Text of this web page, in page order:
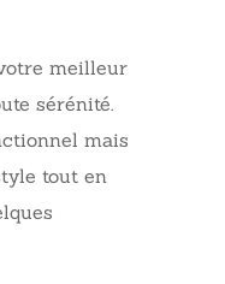
meilleur
sérénité.
mais
tout en